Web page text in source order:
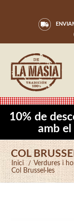
10% de
amb
COL
Inici / Verdures i
Col Brussel·les